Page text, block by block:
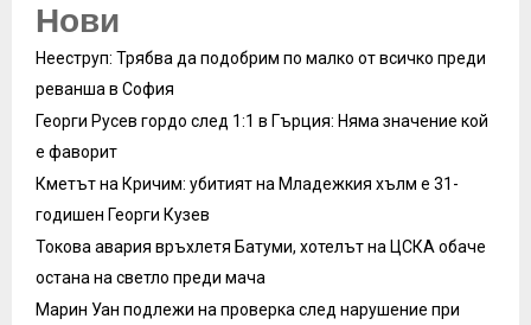
Нови
Нееструп: Трябва да подобрим по малко от всичко преди
реванша в София
Георги Русев гордо след 1:1 в Гърция: Няма значение кой
е фаворит
Кметът на Кричим: убитият на Младежкия хълм е 31-
годишен Георги Кузев
Токова авария връхлетя Батуми, хотелът на ЦСКА обаче
остана на светло преди мача
Марин Уан подлежи на проверка след нарушение при